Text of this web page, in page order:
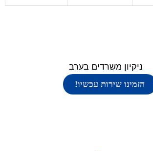
הזמינו שירות עכשיו!